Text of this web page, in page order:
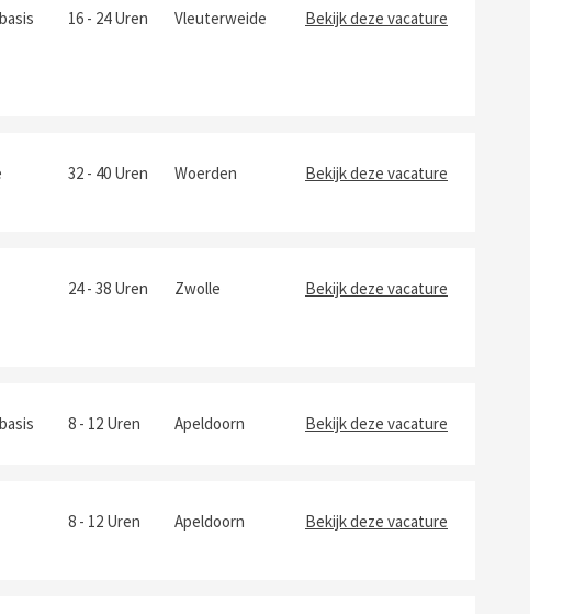
16 - 24 Uren Vleuterweide Bekijk deze vacature
32 - 40 Uren Woerden Bekijk deze vacature
24 - 38 Uren Zwolle Bekijk deze vacature
8 - 12 Uren Apeldoorn Bekijk deze vacature
8 - 12 Uren Apeldoorn Bekijk deze vacature